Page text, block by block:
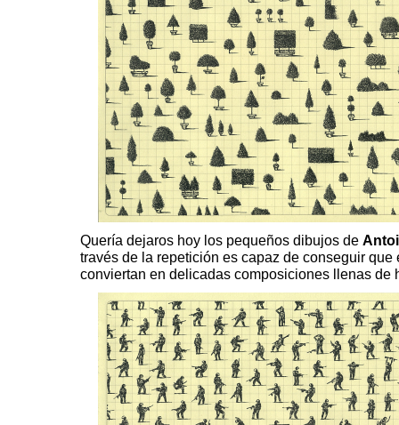
Quería dejaros hoy los pequeños dibujos de
través de la repetición es capaz de conseguir
conviertan en delicadas composiciones llenas de